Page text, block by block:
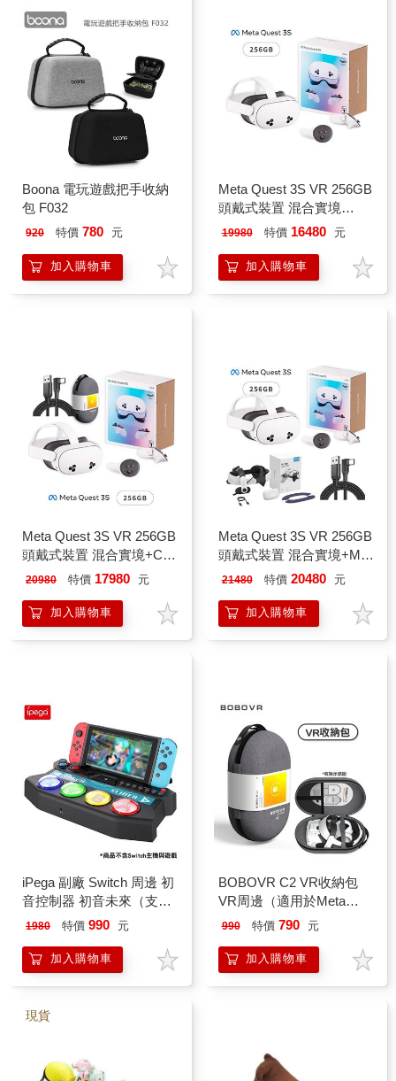
Boona 電玩遊戲把手收納
包 F032
920 特價 780 元
加入購物車
Meta Quest 3S VR 256GB
頭戴式裝置 混合實境
（256G）
19980 特價 16480 元
加入購物車
Meta Quest 3S VR 256GB
頭戴式裝置 混合實境+C3
包+傳輸線
20980 特價 17980 元
加入購物車
Meta Quest 3S VR 256GB
頭戴式裝置 混合實境+M3
Pro電池頭戴+傳輸線
21480 特價 20480 元
加入購物車
iPega 副廠 Switch 周邊 初
音控制器 初音未來（支援
PC Steam）
1980 特價 990 元
加入購物車
BOBOVR C2 VR收納包
VR周邊（適用於Meta
Quest 2）
990 特價 790 元
加入購物車
現貨